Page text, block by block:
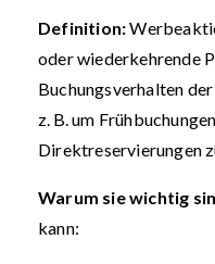
Definition:
oder wiederkehrende
Buchungsverhalten
z. B. um
Direktreservierungen
Warum sie wichtig
kann: